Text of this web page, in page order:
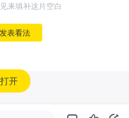
来填补这片空白
表看法
开